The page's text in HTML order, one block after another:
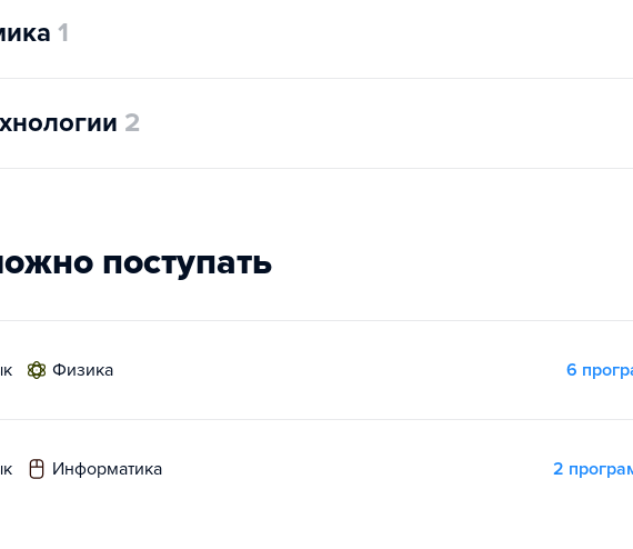
1
2
поступать
физика 6
информатика 2